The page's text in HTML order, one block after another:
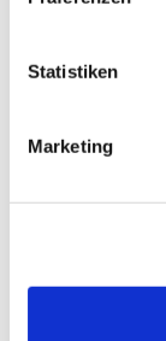
Statistiken
Marketing